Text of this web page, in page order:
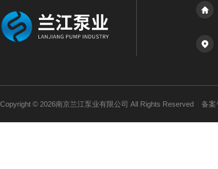
Copyright © 2026南京兰江泵业有限公司 All Rights Reserved 备案